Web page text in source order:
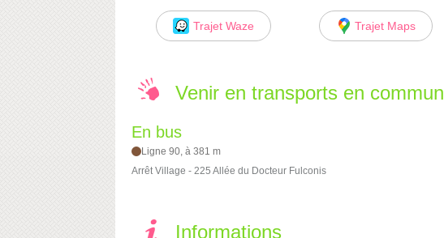
Trajet Waze Trajet Maps
Venir en transports en commun
En bus
Ligne 90, à 381 m
Arrêt Village - 225 Allée du Docteur Fulconis
Informations